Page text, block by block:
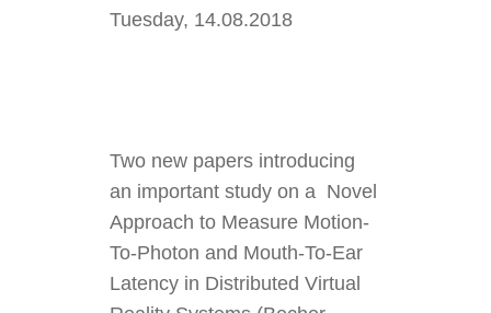
Tuesday, 14.08.2018
Two new papers introducing
an important study on a Novel
Approach to Measure Motion-
To-Photon and Mouth-To-Ear
Latency in Distributed Virtual